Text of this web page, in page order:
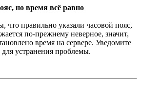
но время всё равно
что правильно указали часовой пояс,
по-прежнему неверное, значит,
время на сервере. Уведомите
устранения проблемы.